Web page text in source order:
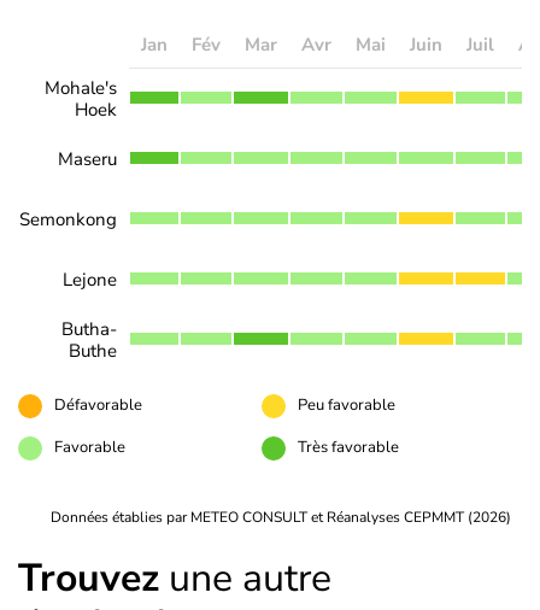
Jan Fév Mar Avr Mai Juin Juil
Mohale's
Hoek
Maseru
Semonkong
Lejone
Butha-
Buthe
Défavorable
Peu favorable
Favorable
Très favorable
Données établies par METEO CONSULT et Réanalyses CEPMMT (2026)
Trouvez une autre